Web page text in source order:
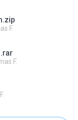
F.
F.